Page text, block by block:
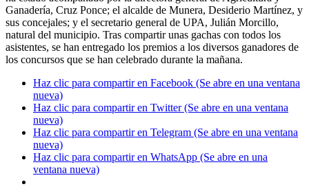
Ganadería, Cruz Ponce; el alcalde de Munera, Desiderio Martínez, y
sus concejales; y el secretario general de UPA, Julián Morcillo,
natural del municipio. Tras compartir unas gachas con todos los
asistentes, se han entregado los premios a los diversos ganadores de
los concursos que se han celebrado durante la mañana.
Haz clic para compartir en Facebook (Se abre en una ventana
nueva)
Haz clic para compartir en Twitter (Se abre en una ventana
nueva)
Haz clic para compartir en Telegram (Se abre en una ventana
nueva)
Haz clic para compartir en WhatsApp (Se abre en una
ventana nueva)